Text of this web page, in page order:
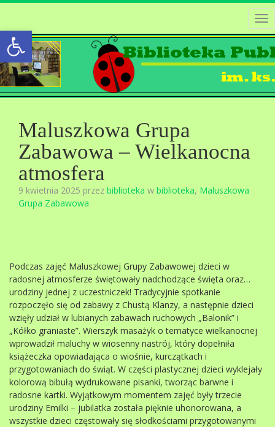
Open toolbar
Maluszkowa Grupa
Zabawowa – Wielkanocna
atmosfera
9 kwietnia 2025 przez biblioteka w biblioteka, Maluszkowa
Grupa Zabawowa
Podczas zajęć Maluszkowej Grupy Zabawowej dzieci w
radosnej atmosferze świętowały nadchodzące święta oraz…
urodziny jednej z uczestniczek! Tradycyjnie spotkanie
rozpoczęło się od zabawy z Chustą Klanzy, a następnie dzieci
wzięły udział w lubianych zabawach ruchowych „Balonik” i
„Kółko graniaste”. Wierszyk masażyk o tematyce wielkanocnej
wprowadził maluchy w wiosenny nastrój, który dopełniła
książeczka opowiadająca o wiośnie, kurczątkach i
przygotowaniach do świąt. W części plastycznej dzieci wyklejały
kolorową bibułą wydrukowane pisanki, tworząc barwne i
radosne kartki. Wyjątkowym momentem zajęć były trzecie
urodziny Emilki – jubilatka została pięknie uhonorowana, a
wszystkie dzieci częstowały się słodkościami przygotowanymi